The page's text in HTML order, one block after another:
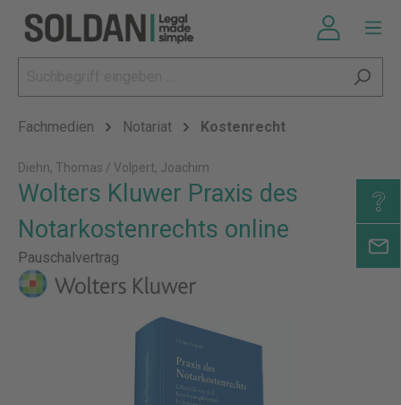
Fachmedien Notariat Kostenrecht
Diehn, Thomas / Volpert, Joachim
Wolters Kluwer Praxis des
Notarkostenrechts online
Pauschalvertrag